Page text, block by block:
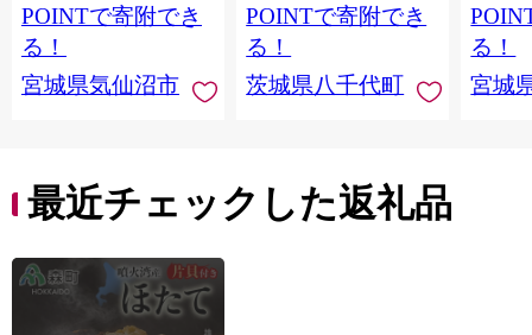
当 支援 サーモン 銀鮭
切り身 魚 わけあり
POINTで寄附でき
る！
宮城県気仙沼市
茨城 八千代町 ふるさ
と納税 冷凍 [SF951ya]
POINTで寄附でき
る！
茨城県八千代町
鮭 銀
介
る！
宮城
最近チェックした返礼品